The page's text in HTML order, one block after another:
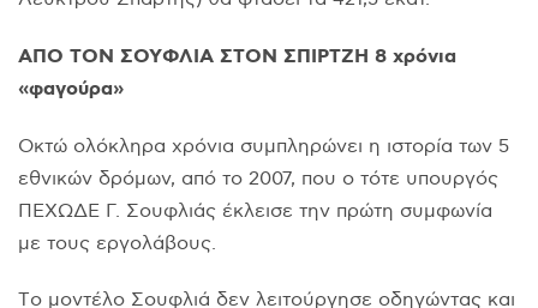
AΠO TON ΣOYΦΛIA ΣTON ΣΠIPTZH 8 χρόνια
«φαγούρα»
Oκτώ ολόκληρα χρόνια συμπληρώνει η ιστορία των 5
εθνικών δρόμων, από το 2007, που ο τότε υπουργός
ΠEXΩΔE Γ. Σουφλιάς έκλεισε την πρώτη συμφωνία
με τους εργολάβους.
Tο μοντέλο Σουφλιά δεν λειτούργησε οδηγώντας και